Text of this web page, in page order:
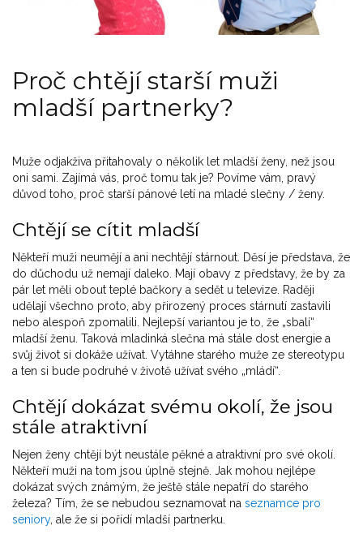
Proč chtějí starší muži
mladší partnerky?
Muže odjakživa přitahovaly o několik let mladší ženy, než jsou
oni sami. Zajímá vás, proč tomu tak je? Povíme vám, pravý
důvod toho, proč starší pánové letí na mladé slečny / ženy.
Chtějí se cítit mladší
Někteří muži neumějí a ani nechtějí stárnout. Děsí je představa, že
do důchodu už nemají daleko. Mají obavy z představy, že by za
pár let měli obout teplé bačkory a sedět u televize. Raději
udělají všechno proto, aby přirozený proces stárnutí zastavili
nebo alespoň zpomalili. Nejlepší variantou je to, že „sbalí“
mladší ženu. Taková mladinká slečna má stále dost energie a
svůj život si dokáže užívat. Vytáhne starého muže ze stereotypu
a ten si bude podruhé v životě užívat svého „mládí“.
Chtějí dokázat svému okolí, že jsou
stále atraktivní
Nejen ženy chtějí být neustále pěkné a atraktivní pro své okolí.
Někteří muži na tom jsou úplně stejně. Jak mohou nejlépe
dokázat svých známým, že ještě stále nepatří do starého
železa? Tím, že se nebudou seznamovat na seznamce pro
seniory, ale že si pořídí mladší partnerku.